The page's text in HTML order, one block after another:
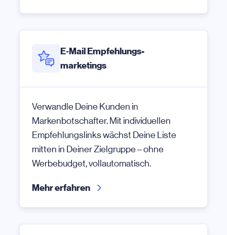
E‑Mail Empfehlungs-
marketings
Verwandle Deine Kunden in
Markenbotschafter. Mit individuellen
Empfehlungslinks wächst Deine Liste
mitten in Deiner Zielgruppe – ohne
Werbebudget, vollautomatisch.
Mehr erfahren